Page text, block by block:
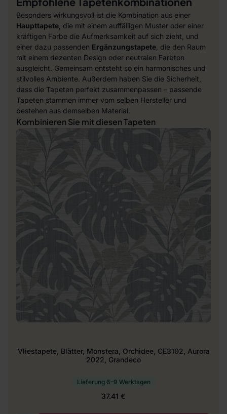
Besonders wirkungsvoll ist die Kombination aus einer
Haupttapete , die mit einem auffälligen Muster oder einer
kräftigen Farbe die Aufmerksamkeit auf sich zieht, und
einer dazu passenden Ergänzungstapete , die den Raum
mit einem dezenten Design oder neutralen Farbton
ausgleicht. Gemeinsam entsteht so ein harmonisches und
stilvolles Ambiente. Außerdem haben Sie die Sicherheit,
dass die Tapeten perfekt zusammenpassen – passende
Tapeten stammen immer vom selben Hersteller und
bestehen aus demselben Material.
Kombinieren Sie mit diesen Tapeten
Vliestapete, Blätter, Monstera, Orchidee, CE3102, Aurora
2022, Grandeco
Lieferung 6–9 Werktagen
37.41 €